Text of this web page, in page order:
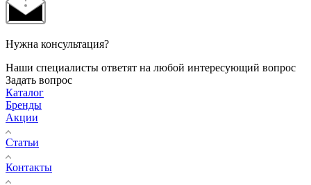
Нужна консультация?
Наши специалисты ответят на любой интересующий вопрос
Задать вопрос
Каталог
Бренды
Акции
Статьи
Контакты